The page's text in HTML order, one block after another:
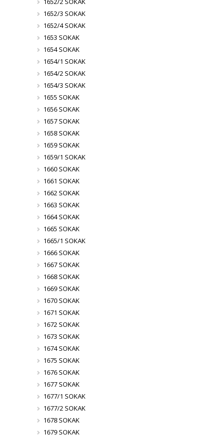
1652/3 SOKAK
1652/4 SOKAK
1653 SOKAK
1654 SOKAK
1654/1 SOKAK
1654/2 SOKAK
1654/3 SOKAK
1655 SOKAK
1656 SOKAK
1657 SOKAK
1658 SOKAK
1659 SOKAK
1659/1 SOKAK
1660 SOKAK
1661 SOKAK
1662 SOKAK
1663 SOKAK
1664 SOKAK
1665 SOKAK
1665/1 SOKAK
1666 SOKAK
1667 SOKAK
1668 SOKAK
1669 SOKAK
1670 SOKAK
1671 SOKAK
1672 SOKAK
1673 SOKAK
1674 SOKAK
1675 SOKAK
1676 SOKAK
1677 SOKAK
1677/1 SOKAK
1677/2 SOKAK
1678 SOKAK
1679 SOKAK